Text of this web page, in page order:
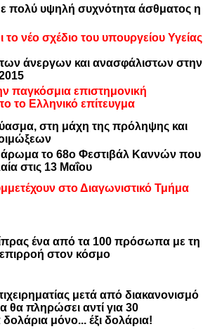
πολύ υψηλή συχνότητα άσθματος η
το νέο σχέδιο του υπουργείου Υγείας
άνεργων και ανασφάλιστων στην
παγκόσμια επιστημονική
το Ελληνικό επίτευγμα
στη μάχη της πρόληψης και
άρωμα το 68ο Φεστιβάλ Καννών που
στις 13 Μαΐου
στο Διαγωνιστικό Τμήμα
ένα από τα 100 πρόσωπα με τη
στον κόσμο
μετά από διακανονισμό
θα πληρώσει αντί για 30
μόνο... έξι δολάρια!